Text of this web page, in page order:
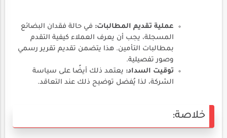
عملية تقديم المطالبات: في حالة فقدان البضائع
المسجلة، يجب أن يعرف العملاء كيفية التقدم
بمطالبات التأمين. هذا يتضمن تقديم تقرير رسمي
وصور تفصيلية.
توقيت السداد: يعتمد ذلك أيضًا على سياسة
الشركة، لذا يُفضل توضيح ذلك عند التعاقد.
خلاصة: